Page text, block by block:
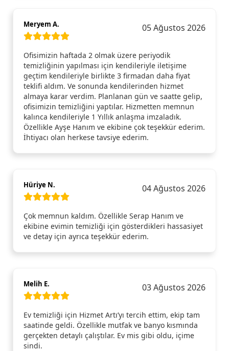
Meryem A. 05 Ağustos 2026
Ofisimizin haftada 2 olmak üzere periyodik
temizliğinin yapılması için kendileriyle iletişime
geçtim kendileriyle birlikte 3 firmadan daha fiyat
teklifi aldım. Ve sonunda kendilerinden hizmet
almaya karar verdim. Planlanan gün ve saatte gelip,
ofisimizin temizliğini yaptılar. Hizmetten memnun
kalınca kendileriyle 1 Yıllık anlaşma imzaladık.
Özellikle Ayşe Hanım ve ekibine çok teşekkür ederim.
İhtiyacı olan herkese tavsiye ederim.
Hüriye N. 04 Ağustos 2026
Çok memnun kaldım. Özellikle Serap Hanım ve
ekibine evimin temizliği için gösterdikleri hassasiyet
ve detay için ayrıca teşekkür ederim.
Melih E. 03 Ağustos 2026
Ev temizliği için Hizmet Artı’yı tercih ettim, ekip tam
saatinde geldi. Özellikle mutfak ve banyo kısmında
gerçekten detaylı çalıştılar. Ev mis gibi oldu, içime
sindi.